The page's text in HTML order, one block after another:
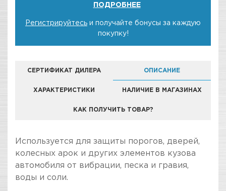
ПОДРОБНЕЕ
Регистрируйтесь и получайте бонусы за каждую
покупку!
СЕРТИФИКАТ ДИЛЕРА ОПИСАНИЕ
ХАРАКТЕРИСТИКИ НАЛИЧИЕ В МАГАЗИНАХ
КАК ПОЛУЧИТЬ ТОВАР?
КОМПАНИЯ "ЗВЕЗДА УДАЧИ" ЯВЛЯЕТСЯ
ОФИЦИАЛЬНЫМ ДИЛЕРОМ БРЕНДА CHAMALEON
Используется для защиты порогов, дверей,
колесных арок и других элементов кузова
автомобиля от вибрации, песка и гравия,
воды и соли.